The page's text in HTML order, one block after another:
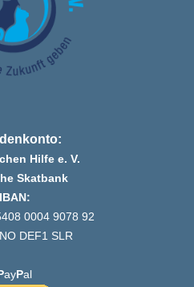
Hilfe e. V.
Skatbank
IBAN:
0004 9078 92
DEF1 SLR
ayPal